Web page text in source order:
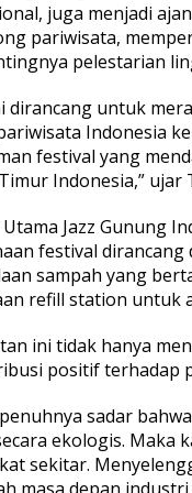
juga menjadi
pariwisata,
pelestarian
dirancang untuk
Indonesia
festival yang
Indonesia,” ujar
Jazz Gunung
festival
sampah yang
refill station untuk
ini tidak hanya
positif terhadap
sadar
ekologis. Maka
sekitar.